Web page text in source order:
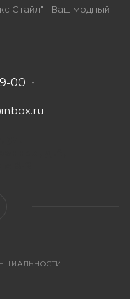
Стайл" - Ваш модный
00